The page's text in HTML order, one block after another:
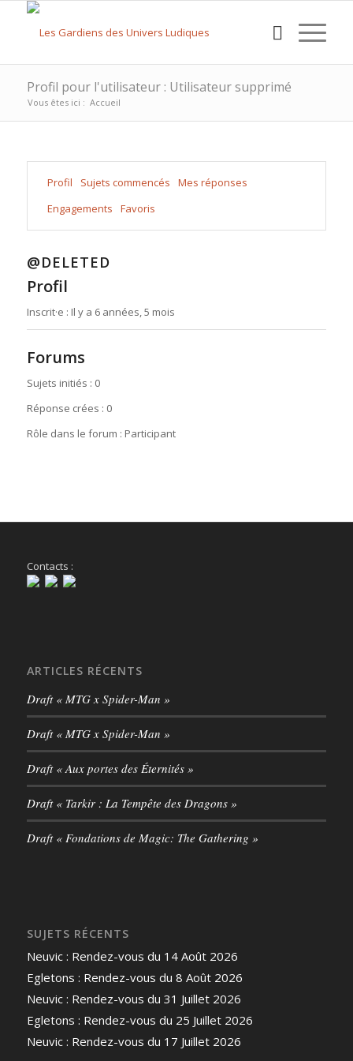
Profil pour l'utilisateur : Utilisateur supprimé
Vous êtes ici : Accueil
Profil Sujets commencés
Mes réponses
Engagements
Favoris
@DELETED
Profil
Inscrit·e : Il y a 6 années, 5 mois
Forums
Sujets initiés : 0
Réponse crées : 0
Rôle dans le forum : Participant
Contacts :
ARTICLES RÉCENTS
Draft « MTG x Spider-Man »
Draft « MTG x Spider-Man »
Draft « Aux portes des Éternités »
Draft « Tarkir : La Tempête des Dragons »
Draft « Fondations de Magic: The Gathering »
SUJETS RÉCENTS
Neuvic : Rendez-vous du 14 Août 2026
Egletons : Rendez-vous du 8 Août 2026
Neuvic : Rendez-vous du 31 Juillet 2026
Egletons : Rendez-vous du 25 Juillet 2026
Neuvic : Rendez-vous du 17 Juillet 2026